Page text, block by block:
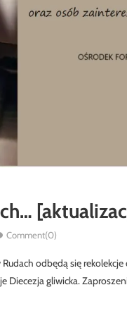
Comment(0)
odbędą się
Diecezja gliwicka.